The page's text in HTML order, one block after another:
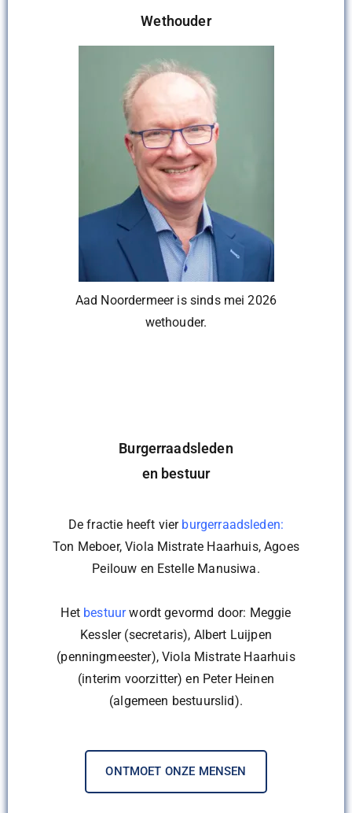
Wethouder
Aad Noordermeer is sinds mei 2026
wethouder.
Burgerraadsleden
en bestuur
De fractie heeft vier burgerraadsleden:
Ton Meboer, Viola Mistrate Haarhuis, Agoes
Peilouw en Estelle Manusiwa.
Het bestuurwordt gevormd door: Meggie
Kessler (secretaris), Albert Luijpen
(penningmeester), Viola Mistrate Haarhuis
(interim voorzitter) en Peter Heinen
(algemeen bestuurslid).
ONTMOET ONZE MENSEN